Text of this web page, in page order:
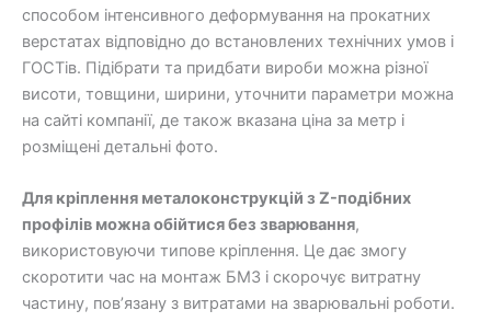
способом інтенсивного деформування на прокатних
верстатах відповідно до встановлених технічних умов і
ГОСТів. Підібрати та придбати вироби можна різної
висоти, товщини, ширини, уточнити параметри можна
на сайті компанії, де також вказана ціна за метр і
розміщені детальні фото.
Для кріплення металоконструкцій з Z-подібних
профілів можна обійтися без зварювання,
використовуючи типове кріплення. Це дає змогу
скоротити час на монтаж БМЗ і скорочує витратну
частину, пов’язану з витратами на зварювальні роботи.